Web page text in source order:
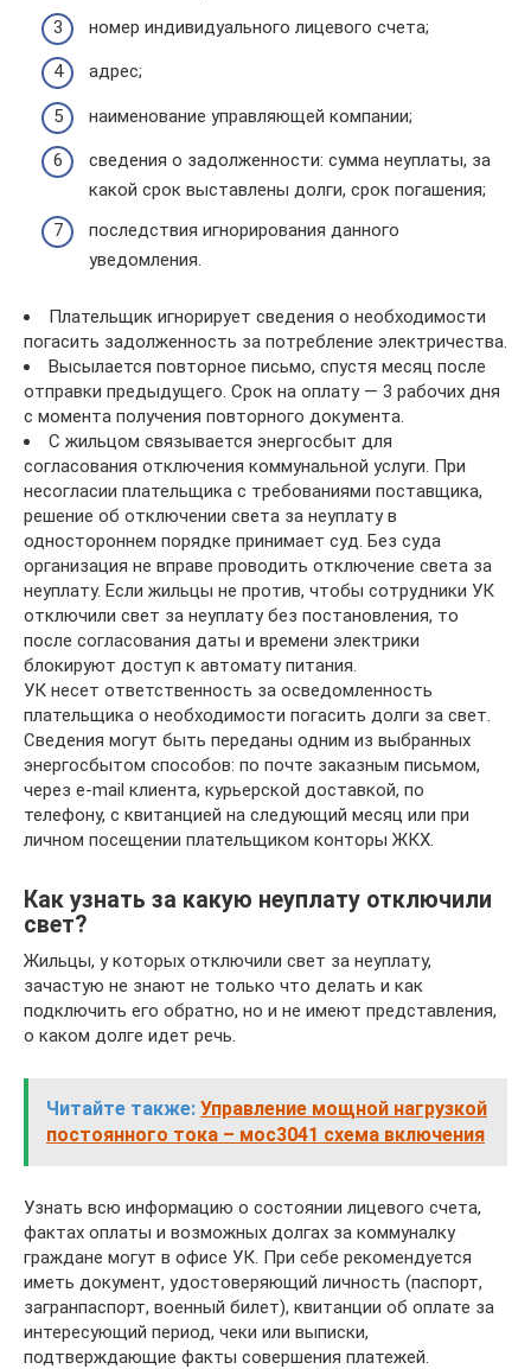
номер индивидуального лицевого счета;
адрес;
наименование управляющей компании;
сведения о задолженности: сумма неуплаты, за
какой срок выставлены долги, срок погашения;
последствия игнорирования данного
уведомления.
Плательщик игнорирует сведения о необходимости
погасить задолженность за потребление электричества.
Высылается повторное письмо, спустя месяц после
отправки предыдущего. Срок на оплату — 3 рабочих дня
с момента получения повторного документа.
С жильцом связывается энергосбыт для
согласования отключения коммунальной услуги. При
несогласии плательщика с требованиями поставщика,
решение об отключении света за неуплату в
одностороннем порядке принимает суд. Без суда
организация не вправе проводить отключение света за
неуплату. Если жильцы не против, чтобы сотрудники УК
отключили свет за неуплату без постановления, то
после согласования даты и времени электрики
блокируют доступ к автомату питания.
УК несет ответственность за осведомленность
плательщика о необходимости погасить долги за свет.
Сведения могут быть переданы одним из выбранных
энергосбытом способов: по почте заказным письмом,
через e-mail клиента, курьерской доставкой, по
телефону, с квитанцией на следующий месяц или при
личном посещении плательщиком конторы ЖКХ.
Как узнать за какую неуплату отключили
свет?
Жильцы, у которых отключили свет за неуплату,
зачастую не знают не только что делать и как
подключить его обратно, но и не имеют представления,
о каком долге идет речь.
Читайте также: Управление мощной нагрузкой
постоянного тока – мос3041 схема включения
Узнать всю информацию о состоянии лицевого счета,
фактах оплаты и возможных долгах за коммуналку
граждане могут в офисе УК. При себе рекомендуется
иметь документ, удостоверяющий личность (паспорт,
загранпаспорт, военный билет), квитанции об оплате за
интересующий период, чеки или выписки,
подтверждающие факты совершения платежей.